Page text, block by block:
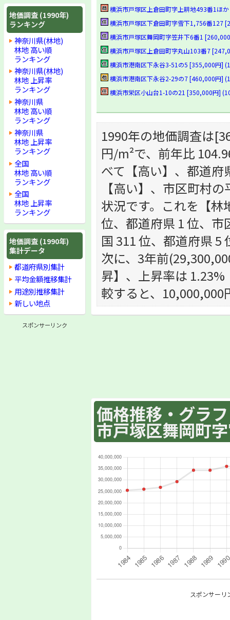
横浜市戸塚区上倉田町字上耕地493番1ほ
横浜市戸塚区下倉田町字雪下1,756番127
横浜市戸塚区舞岡町字笠井下6番1
横浜市戸塚区上倉田町字丸山103番7
横浜市港南区下永谷3-51の5 [355,000円]
横浜市港南区下永谷2-29の7 [460,000円]
横浜市栄区小山台1-10の21 [350,000円]
1990年の地価調査は
円/m²で、前年比
べて【高い】、都道
【高い】、市区町村
状況です。これを【林
位、都道府県 1 位、
国 311 位、都道府県 5
次に、3年前
昇】、上昇率は
較すると、10,000,000
価格推移・グラ
市戸塚区舞岡町
スポンサーリ
地価調査 (1990年)
ランキング
神奈川県(林地)
林地 高い順
ランキング
神奈川県(林地)
林地 上昇率
ランキング
神奈川県
林地 高い順
ランキング
神奈川県
林地 上昇率
ランキング
全国
林地 高い順
ランキング
全国
林地 上昇率
ランキング
地価調査 (1990年)
集計データ
都道府県別集計
平均金額推移集計
用途別推移集計
新しい地点
スポンサーリンク